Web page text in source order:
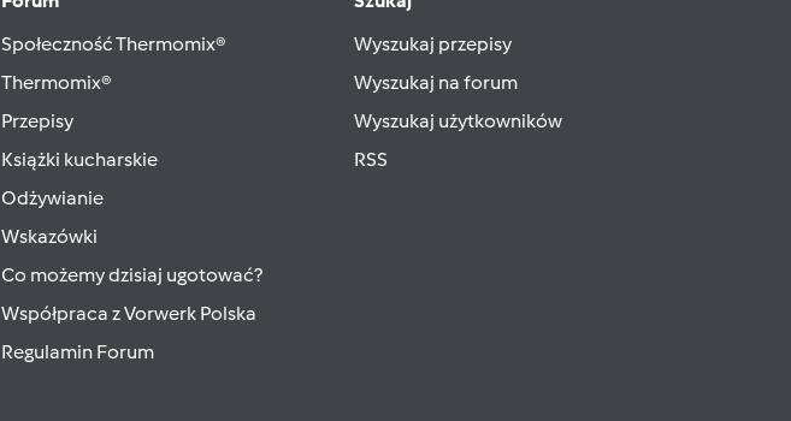
Społeczność Thermomix®
Thermomix®
Przepisy
Książki kucharskie
Odżywianie
Wskazówki
Co możemy dzisiaj ugotować?
Współpraca z Vorwerk Polska
Regulamin Forum
Wyszukaj przepisy
Wyszukaj na forum
Wyszukaj użytkowników
RSS